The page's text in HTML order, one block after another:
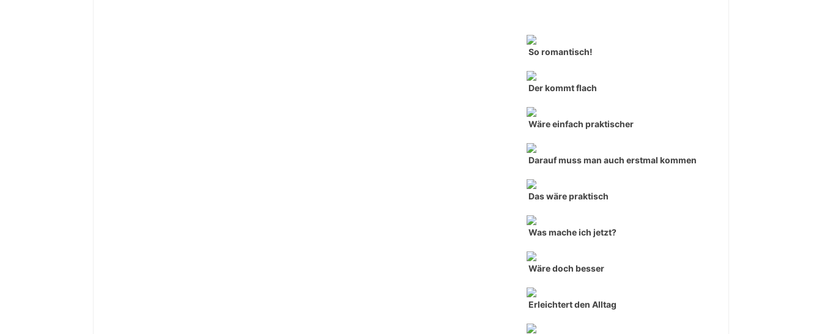
So romantisch!
Der kommt flach
Wäre einfach praktischer
Darauf muss man auch erstmal kommen
Das wäre praktisch
Was mache ich jetzt?
Wäre doch besser
Erleichtert den Alltag